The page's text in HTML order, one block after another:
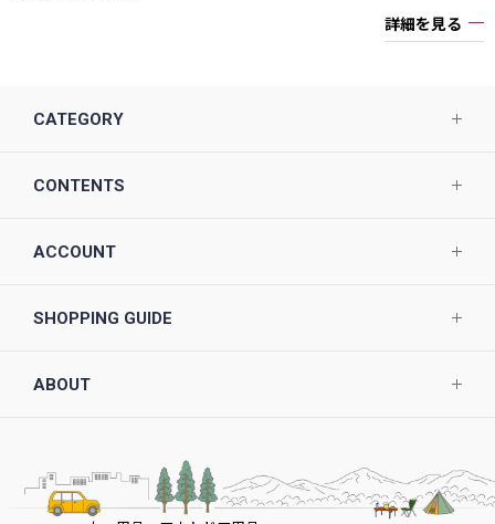
詳細を見る
CATEGORY
CONTENTS
ACCOUNT
SHOPPING GUIDE
ABOUT